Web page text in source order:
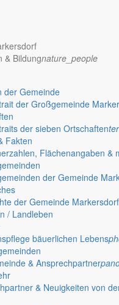
markersdorf.de
& Bildungnature_people
der Gemeinde
der Großgemeinde
der sieben Ortschaften
Fakten
Flächenangaben &
der Gemeinde
der Gemeinde Markersdorf
/ Landleben
bäuerlichen Lebens
& Ansprechpartner
& Neuigkeiten von